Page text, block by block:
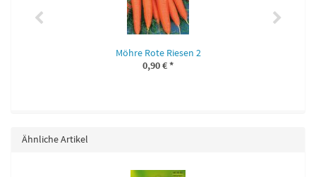
Möhre Rote Riesen 2
0,90 €*
Ähnliche Artikel